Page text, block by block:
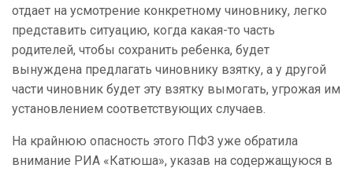
отдает на усмотрение конкретному чиновнику, легко
представить ситуацию, когда какая-то часть
родителей, чтобы сохранить ребенка, будет
вынуждена предлагать чиновнику взятку, а у другой
части чиновник будет эту взятку вымогать, угрожая им
установлением соответствующих случаев.
На крайнюю опасность этого ПФЗ уже обратила
внимание РИА «Катюша», указав на содержащуюся в